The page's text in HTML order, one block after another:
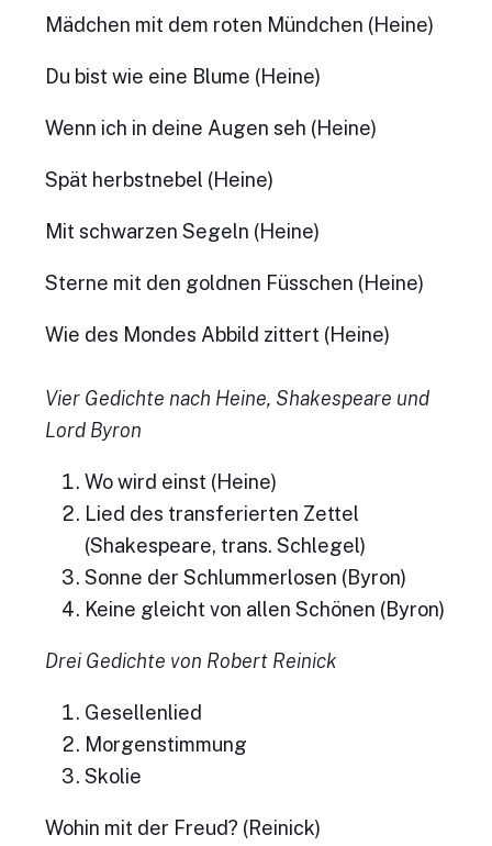
Mädchen mit dem roten Mündchen (Heine)
Du bist wie eine Blume (Heine)
Wenn ich in deine Augen seh (Heine)
Spät herbstnebel (Heine)
Mit schwarzen Segeln (Heine)
Sterne mit den goldnen Füsschen (Heine)
Wie des Mondes Abbild zittert (Heine)
Vier Gedichte nach Heine, Shakespeare und
Lord Byron
Wo wird einst (Heine)
Lied des transferierten Zettel
(Shakespeare, trans. Schlegel)
Sonne der Schlummerlosen (Byron)
Keine gleicht von allen Schönen (Byron)
Drei Gedichte von Robert Reinick
Gesellenlied
Morgenstimmung
Skolie
Wohin mit der Freud? (Reinick)